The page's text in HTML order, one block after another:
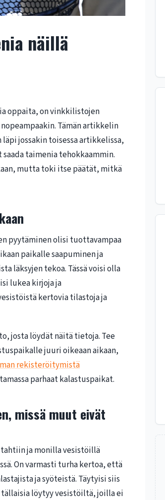
näillä
oppaita, on vinkkilistojen
Tämän artikkelin
jossakin toisessa artikkelissa,
taimenia tehokkaammin.
mutta toki itse päätät, mitkä
pyytäminen olisi tuottavampaa
paikalle saapuminen ja
läksyjen tekoa. Tässä voisi olla
lukea kirjoja ja
kertovia tilastoja ja
josta löydät näitä tietoja. Tee
juuri oikeaan aikaan,
rekisteröitymistä
parhaat kalastuspaikat.
missä muut eivät
tahtiin ja monilla vesistöillä
On varmasti turha kertoa, että
ja syöteistä. Täytyisi siis
löytyy vesistöiltä, joilla ei